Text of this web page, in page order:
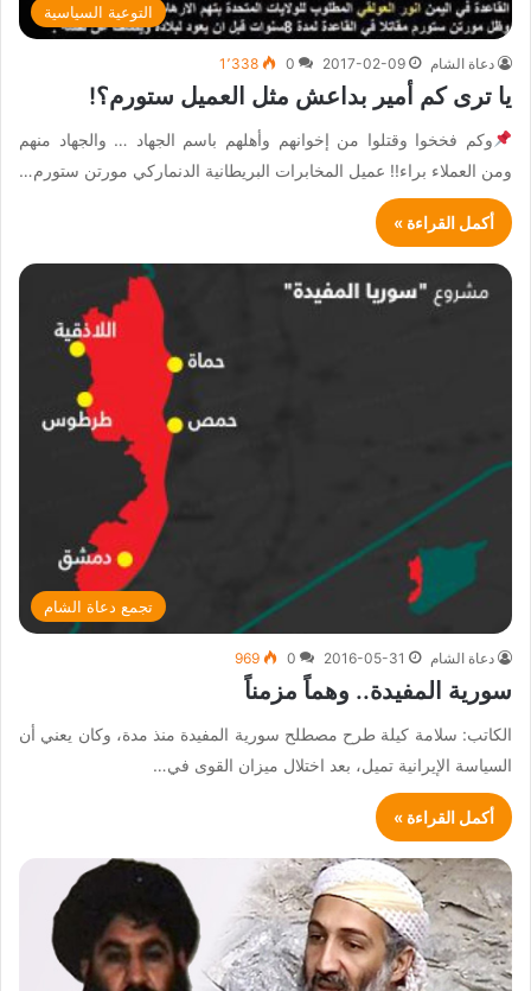
التوعية السياسية
دعاة الشام 2017-02-09
0 1٬338
يا ترى كم أمير بداعش مثل العميل ستورم؟!
وكم فخخوا وقتلوا من إخوانهم وأهلهم باسم الجهاد … والجهاد منهم
ومن العملاء براء!! عميل المخابرات البريطانية الدنماركي مورتن ستورم…
أكمل القراءة »
تجمع دعاة الشام
دعاة الشام 2016-05-31
0
969
سورية المفيدة.. وهماً مزمناً
الكاتب: سلامة كيلة طرح مصطلح سورية المفيدة منذ مدة، وكان يعني أن
السياسة الإيرانية تميل، بعد اختلال ميزان القوى في…
أكمل القراءة »